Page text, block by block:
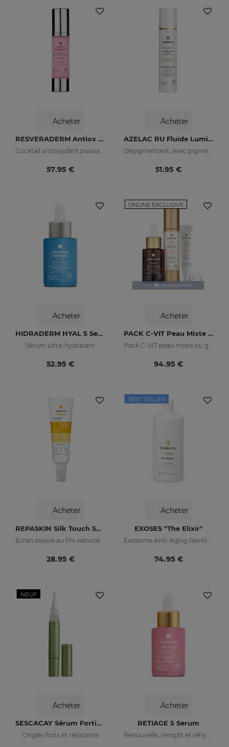
Acheter
RESVERADERM Antiox Concentré Anti-Âge
Cocktail antioxydant puissant au resvératrol
57.95 €
Acheter
AZELAC RU Fluide Lumineux
Dépigmentant, avec pigments lumineux et filtres solaires
51.95 €
Acheter
HIDRADERM HYAL 5 Serum
Sérum ultra-hydratant
52.95 €
ONLINE EXCLUSIVE
Acheter
PACK C-VIT Peau Mixte Ou Grasse
Pack C-VIT peau mixte ou grasse - exclusif en ligne
94.95 €
Acheter
REPASKIN Silk Touch SPF50
28.95 €
BEST SELLER
Acheter
EXOSES "The Elixir"
74.95 €
NEUF
Acheter
SESCACAY Sérum Fortifiant Pour Ongles
Ongles forts et résistants
Acheter
RETIAGE 5 Serum
Renouvelle, remplit et réhydrate